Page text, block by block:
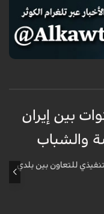
تعاون لـ 3 سنوات بين إيران
والشباب
للتعاون بين بلدي